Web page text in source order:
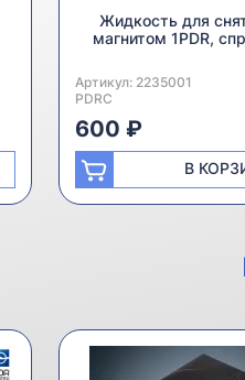
Жидкость для
магнитом 1PDR,
Артикул: 2235001
Производитель:
PDRC
600 ₽
В